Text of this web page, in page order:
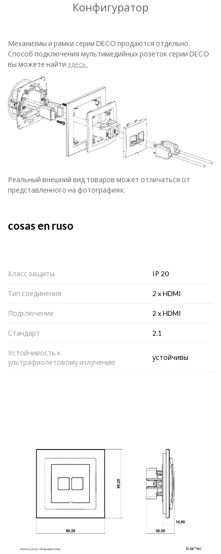
Конфигуратор
Механизмы и рамки серии DECO продаются отдельно.
Способ подключения мультимедийных розеток серии DECO
вы можете найти здесь.
Реальный внешний вид товаров может отличаться от
представленного на фотографиях.
cosas en ruso
Класс защиты IP 20
Тип соединения 2 x HDMI
Подключение 2 x HDMI
Стандарт 2.1
Устойчивость к
ультрафиолетовому излучению
устойчивы